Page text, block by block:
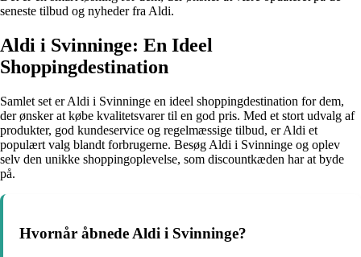
seneste tilbud og nyheder fra Aldi.
Aldi i Svinninge: En Ideel
Shoppingdestination
Samlet set er Aldi i Svinninge en ideel shoppingdestination for dem,
der ønsker at købe kvalitetsvarer til en god pris. Med et stort udvalg af
produkter, god kundeservice og regelmæssige tilbud, er Aldi et
populært valg blandt forbrugerne. Besøg Aldi i Svinninge og oplev
selv den unikke shoppingoplevelse, som discountkæden har at byde
på.
Hvornår åbnede Aldi i Svinninge?